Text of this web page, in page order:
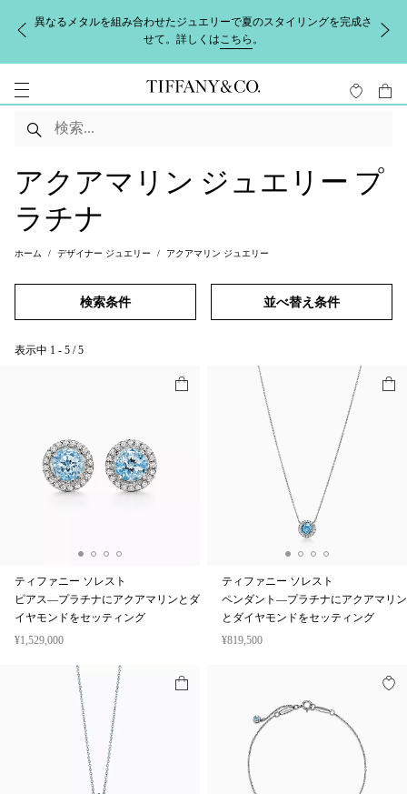
異なるメタルを組み合わせたジュエリーで夏のスタイリングを完成さ
せて。詳しくはこちら 。
アクアマリン ジュエリー プ
ラチナ
ホーム デザイナー ジュエリー アクアマリン ジュエリー
検索条件 並べ替え条件
表示中 1 - 5 / 5
ティファニー ソレスト
ピアス—プラチナにアクアマリンとダ
イヤモンドをセッティング
¥1,529,000
ティファニー ソレスト
ペンダント—プラチナにアクアマリン
とダイヤモンドをセッティング
¥819,500